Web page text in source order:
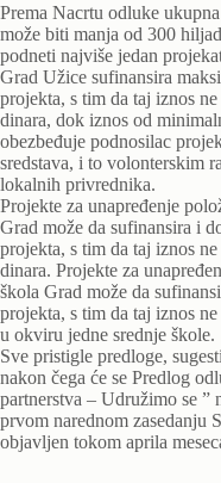
Prema Nacrtu odluke
može biti manja od 300
podneti najviše jedan
Grad Užice sufinansira
projekta, s tim da taj iznos
dinara, dok iznos od
obezbeđuje podnosilac
sredstava, i to volonterskim
lokalnih privrednika.
Projekte za unapređenje
Grad može da sufinansira i
projekta, s tim da taj iznos
dinara. Projekte za
škola Grad može da
projekta, s tim da taj iznos
u okviru jedne srednje škole.
Sve pristigle predloge,
nakon čega će se Predlog
partnerstva – Udružimo se ”
prvom narednom zasedanju
objavljen tokom aprila